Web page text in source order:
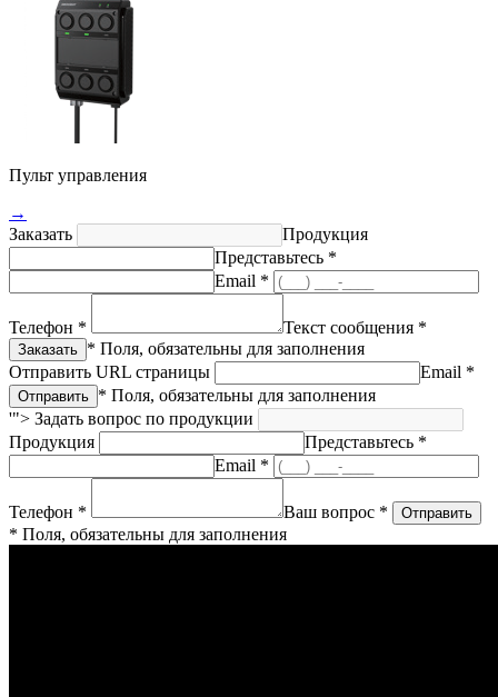
Пульт управления
→
Заказать
Продукция
Представьтесь *
Email *
Телефон *
Текст сообщения *
* Поля, обязательны для заполнения
Отправить URL страницы
Email *
* Поля, обязательны для заполнения
'"> Задать вопрос по продукции
Продукция
Представьтесь *
Email *
Телефон *
Ваш вопрос *
* Поля, обязательны для заполнения